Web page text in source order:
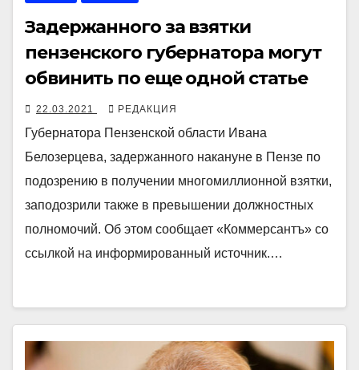
Задержанного за взятки
пензенского губернатора могут
обвинить по еще одной статье
22.03.2021 РЕДАКЦИЯ
Губернатора Пензенской области Ивана
Белозерцева, задержанного накануне в Пензе по
подозрению в получении многомиллионной взятки,
заподозрили также в превышении должностных
полномочий. Об этом сообщает «Коммерсантъ» со
ссылкой на информированный источник.…